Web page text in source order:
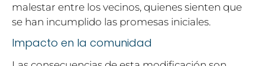
malestar entre los vecinos, quienes sienten que
se han incumplido las promesas iniciales.
Impacto en la comunidad